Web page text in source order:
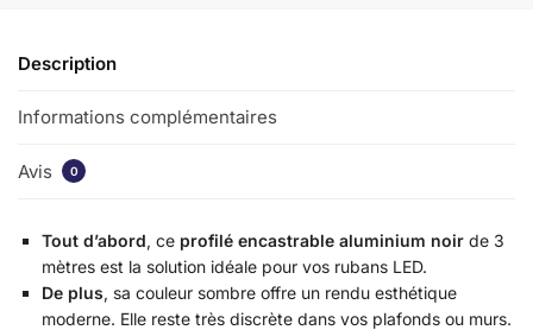
Description
Informations complémentaires
Avis 0
Tout d’abord, ce profilé encastrable aluminium noir de 3
mètres est la solution idéale pour vos rubans LED.
De plus, sa couleur sombre offre un rendu esthétique
moderne. Elle reste très discrète dans vos plafonds ou murs.